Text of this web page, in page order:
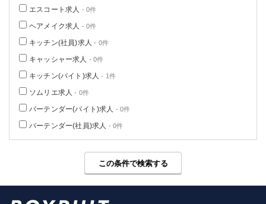
エスコート求人 - 0件
ヘアメイク求人 - 0件
キッチン(社員)求人 - 0件
キャッシャー求人 - 0件
キッチン(バイト)求人 - 1件
ソムリエ求人 - 0件
バーテンダー(バイト)求人 - 0件
バーテンダー(社員)求人 - 0件
この条件で検索する